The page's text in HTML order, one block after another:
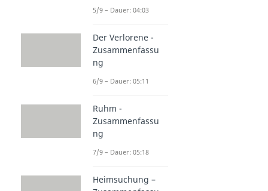
5/9 – Dauer: 04:03
Der Verlorene -
Zusammenfassu
ng
6/9 – Dauer: 05:11
Ruhm -
Zusammenfassu
ng
7/9 – Dauer: 05:18
Heimsuchung –